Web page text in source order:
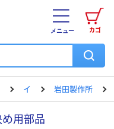
カゴ
メニュー
イ 岩田製作所
用部品